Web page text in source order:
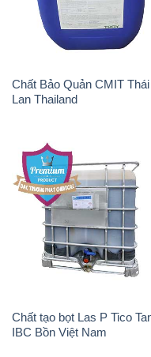
Chất Bảo Quản CMIT Thái
Lan Thailand
Chất tạo bọt Las P Tico
IBC Bồn Việt Nam